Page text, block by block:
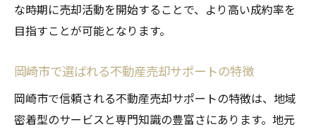
な時期に売却活動を開始することで、より高い成約率を
目指すことが可能となります。
岡崎市で選ばれる不動産売却サポートの特徴
岡崎市で信頼される不動産売却サポートの特徴は、地域
密着型のサービスと専門知識の豊富さにあります。地元